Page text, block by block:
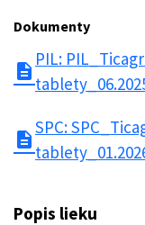
Dokumenty
description
PIL:
description
SPC:
Popis lieku